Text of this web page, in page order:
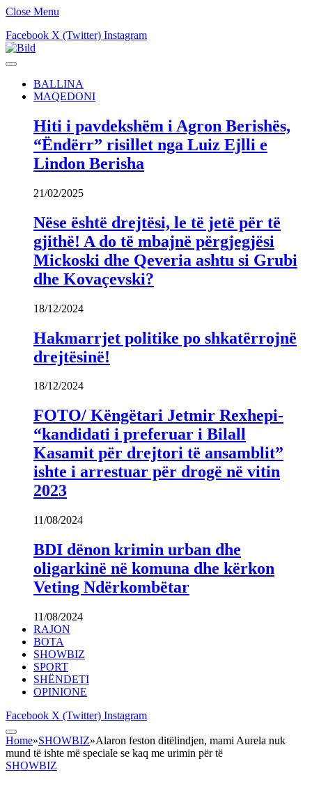
Close Menu
Facebook X (Twitter) Instagram
BALLINA
MAQEDONI
Hiti i pavdekshëm i Agron Berishës,
“Ëndërr” risillet nga Luiz Ejlli e
Lindon Berisha
21/02/2025
Nëse është drejtësi, le të jetë për të
gjithë! A do të mbajnë përgjegjësi
Mickoski dhe Qeveria ashtu si Grubi
dhe Kovaçevski?
18/12/2024
Hakmarrjet politike po shkatërrojnë
drejtësinë!
18/12/2024
FOTO/ Këngëtari Jetmir Rexhepi-
“kandidati i preferuar i Bilall
Kasamit për drejtori të ansamblit”
ishte i arrestuar për drogë në vitin
2023
11/08/2024
BDI dënon krimin urban dhe
oligarkinë në komuna dhe kërkon
Veting Ndërkombëtar
11/08/2024
RAJON
BOTA
SHOWBIZ
SPORT
SHËNDETI
OPINIONE
Facebook X (Twitter) Instagram
Home»SHOWBIZ»Alaron feston ditëlindjen, mami Aurela nuk
mund të ishte më speciale se kaq me urimin për të
SHOWBIZ